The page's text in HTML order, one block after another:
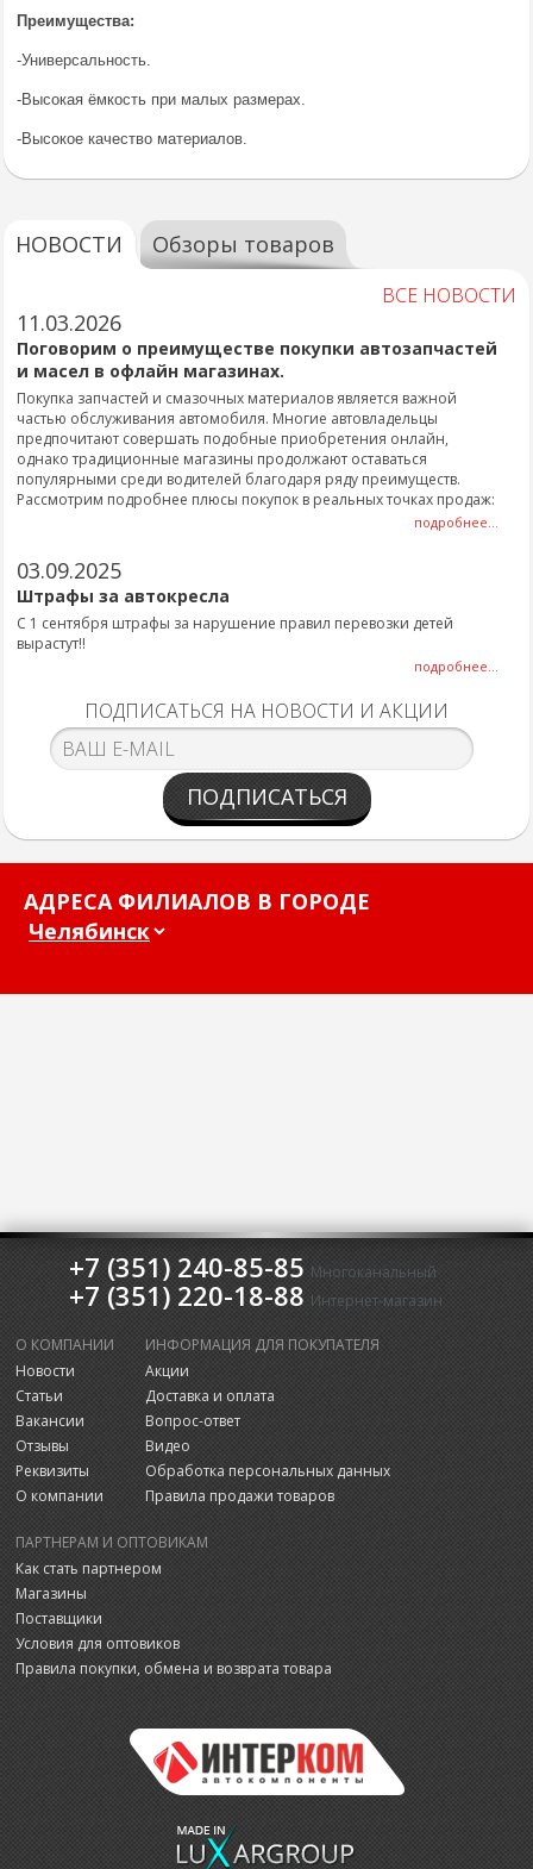
Преимущества:
-Универсальность.
-Высокая ёмкость при малых размерах.
-Высокое качество материалов.
НОВОСТИ Обзоры товаров
ВСЕ НОВОСТИ
11.03.2026
Поговорим о преимуществе покупки автозапчастей
и масел в офлайн магазинах.
Покупка запчастей и смазочных материалов является важной
частью обслуживания автомобиля. Многие автовладельцы
предпочитают совершать подобные приобретения онлайн,
однако традиционные магазины продолжают оставаться
популярными среди водителей благодаря ряду преимуществ.
Рассмотрим подробнее плюсы покупок в реальных точках продаж:
подробнее...
03.09.2025
Штрафы за автокресла
С 1 сентября штрафы за нарушение правил перевозки детей
вырастут!!
подробнее...
ПОДПИСАТЬСЯ НА НОВОСТИ И АКЦИИ
ПОДПИСАТЬСЯ
АДРЕСА ФИЛИАЛОВ В ГОРОДЕ
+7 (351) 240-85-85 Многоканальный
+7 (351) 220-18-88 Интернет-магазин
О КОМПАНИИ
Новости
Статьи
Вакансии
Отзывы
Реквизиты
О компании
ИНФОРМАЦИЯ ДЛЯ ПОКУПАТЕЛЯ
Акции
Доставка и оплата
Вопрос-ответ
Видео
Обработка персональных данных
Правила продажи товаров
ПАРТНЕРАМ И ОПТОВИКАМ
Как стать партнером
Магазины
Поставщики
Условия для оптовиков
Правила покупки, обмена и возврата товара